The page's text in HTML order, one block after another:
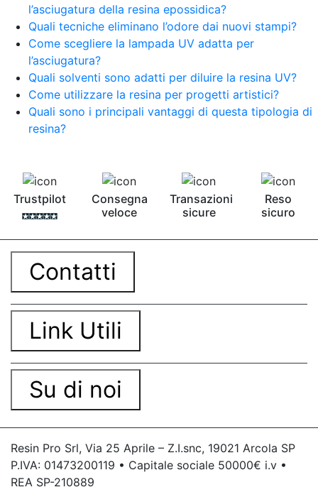
l’asciugatura della resina epossidica?
Quali tecniche eliminano l’odore dai nuovi stampi?
Come scegliere la lampada UV adatta per
l’asciugatura?
Quali solventi sono adatti per diluire la resina UV?
Come utilizzare la resina per progetti artistici?
Quali sono i principali vantaggi di questa tipologia di
resina?
Trustpilot
Consegna
veloce
Transazioni
sicure
Reso
sicuro
Contatti
Link Utili
Su di noi
Resin Pro Srl, Via 25 Aprile – Z.I.snc, 19021 Arcola SP
P.IVA: 01473200119 • Capitale sociale 50000€ i.v •
REA SP-210889